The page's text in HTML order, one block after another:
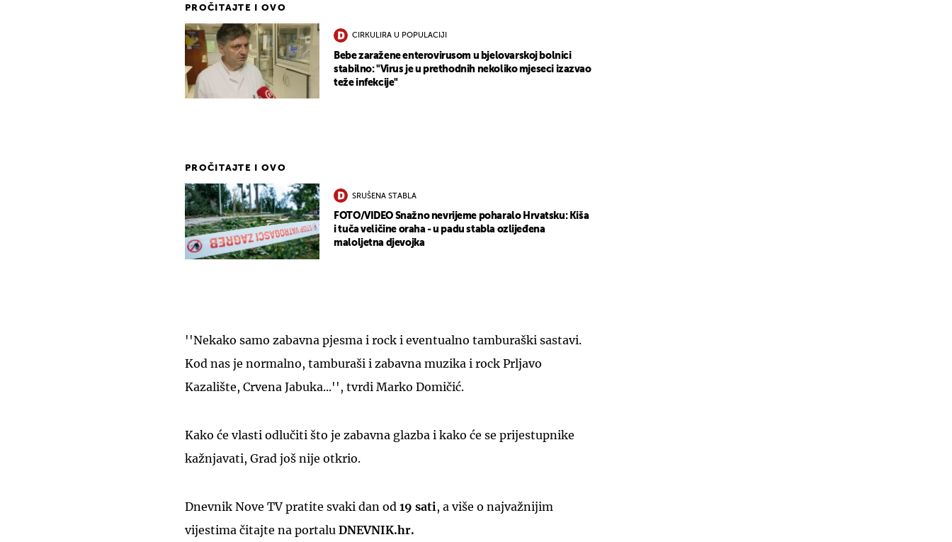
PROČITAJTE I OVO
CIRKULIRA U POPULACIJI
Bebe zaražene enterovirusom u bjelovarskoj bolnici
stabilno: "Virus je u prethodnih nekoliko mjeseci izazvao
teže infekcije"
PROČITAJTE I OVO
SRUŠENA STABLA
FOTO/VIDEO Snažno nevrijeme poharalo Hrvatsku: Kiša
i tuča veličine oraha - u padu stabla ozlijeđena
maloljetna djevojka
''Nekako samo zabavna pjesma i rock i eventualno tamburaški sastavi.
Kod nas je normalno, tamburaši i zabavna muzika i rock Prljavo
Kazalište, Crvena Jabuka...'', tvrdi Marko Domičić.
Kako će vlasti odlučiti što je zabavna glazba i kako će se prijestupnike
kažnjavati, Grad još nije otkrio.
Dnevnik Nove TV pratite svaki dan od 19 sati, a više o najvažnijim
vijestima čitajte na portalu DNEVNIK.hr.